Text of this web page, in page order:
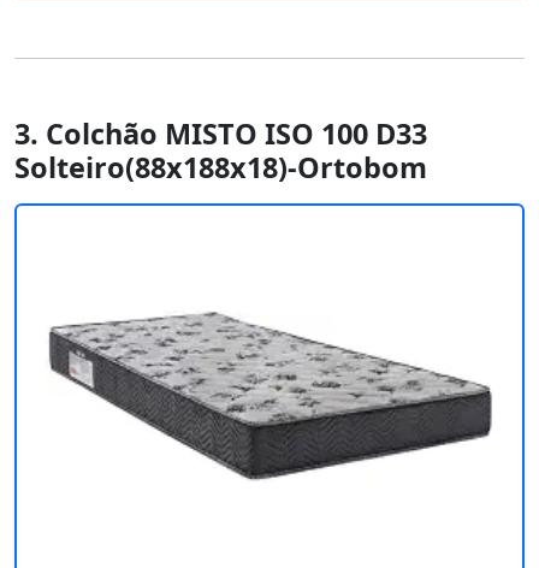
3. Colchão MISTO ISO 100 D33
Solteiro(88x188x18)-Ortobom